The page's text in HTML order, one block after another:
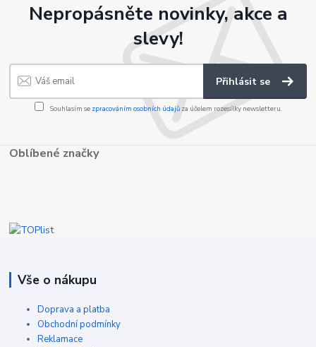
Nepropásněte novinky, akce a
slevy!
Přihlásit se
Souhlasím se zpracováním osobních údajůza účelem rozesílky newsletteru.
Oblíbené značky
Vše o nákupu
Doprava a platba
Obchodní podmínky
Reklamace